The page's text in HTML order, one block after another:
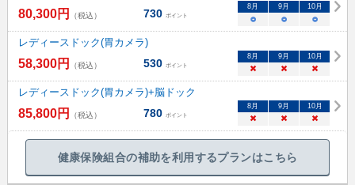
80,300円 （税込） 730 ポイント
8月 9月 10月
○ ○ ○
レディースドック(胃カメラ)
58,300円 （税込） 530 ポイント
8月 9月 10月
× × ×
レディースドック(胃カメラ)+脳ドック
85,800円 （税込） 780 ポイント
8月 9月 10月
× × ×
健康保険組合の補助を利用するプランはこちら